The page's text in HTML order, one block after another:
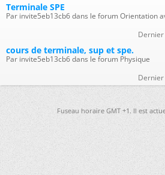
Terminale SPE
Par invite5eb13cb6 dans le forum Orientation
cours de terminale, sup et spe.
Par invite5eb13cb6 dans le forum Physique
Fuseau horaire GMT +1. Il est